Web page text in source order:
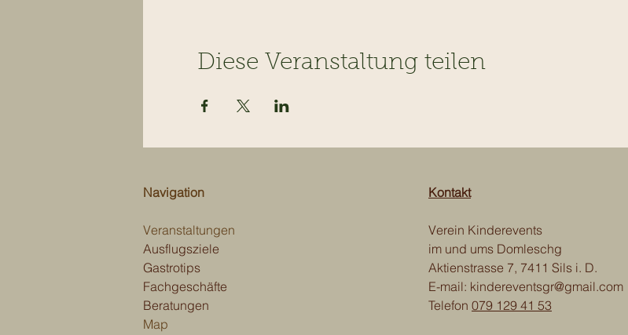
Diese Veranstaltung teilen
Navigation
Veranstaltungen
Ausflugsziele
Gastrotips
Fachgeschäfte
Beratungen
Map
Kontakt
Verein Kinderevents
im und ums Domleschg
Aktienstrasse 7, 7411 Sils i. D.
E-mail: kindereventsgr@gmail.com
Telefon 079 129 41 53